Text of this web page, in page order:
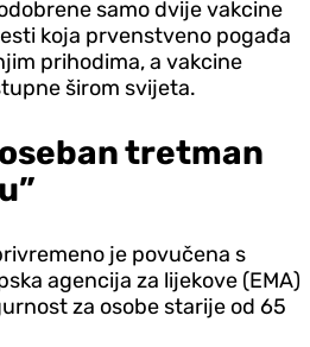
samo dvije vakcine
koja prvenstveno pogađa
prihodima, a vakcine
širom svijeta.
tretman
je povučena s
agencija za lijekove (EMA)
za osobe starije od 65